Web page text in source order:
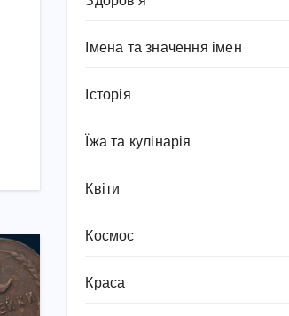
Імена та значення імен
Історія
Їжа та кулінарія
Квіти
Космос
Краса